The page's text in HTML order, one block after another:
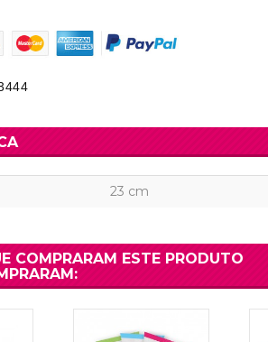
23 cm
COMPRARAM ESTE PRODUTO